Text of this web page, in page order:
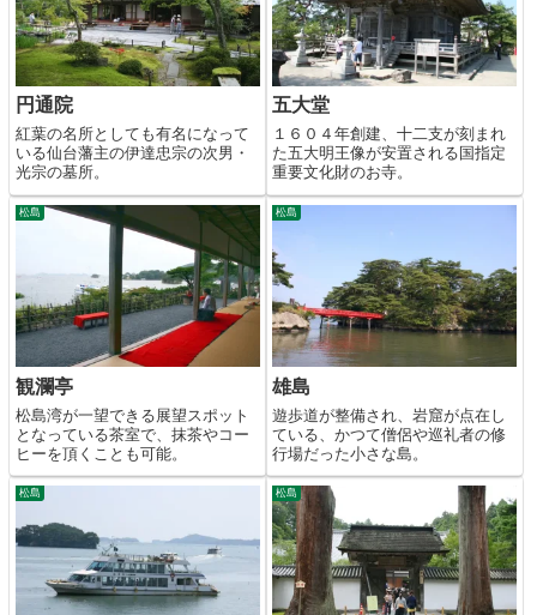
円通院
紅葉の名所としても有名になって
いる仙台藩主の伊達忠宗の次男・
光宗の墓所。
五大堂
１６０４年創建、十二支が刻まれ
た五大明王像が安置される国指定
重要文化財のお寺。
松島
観瀾亭
松島湾が一望できる展望スポット
となっている茶室で、抹茶やコー
ヒーを頂くことも可能。
松島
雄島
遊歩道が整備され、岩窟が点在し
ている、かつて僧侶や巡礼者の修
行場だった小さな島。
松島 松島